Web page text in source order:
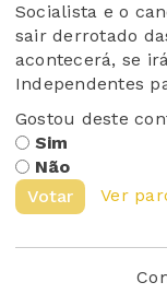
Socialista e o
sair derrotado
acontecerá, se
Independentes
Gostou deste
Sim
Não
Votar
Ver